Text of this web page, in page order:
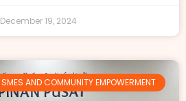
December 19, 2024
SMES AND COMMUNITY EMPOWERMENT